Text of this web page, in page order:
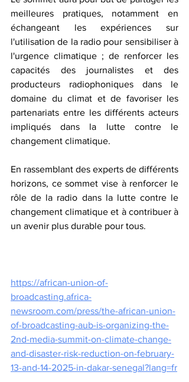
meilleures pratiques, notamment en
échangeant les expériences sur
l'utilisation de la radio pour sensibiliser à
l'urgence climatique ; de renforcer les
capacités des journalistes et des
producteurs radiophoniques dans le
domaine du climat et de favoriser les
partenariats entre les différents acteurs
impliqués dans la lutte contre le
changement climatique.
En rassemblant des experts de différents
horizons, ce sommet vise à renforcer le
rôle de la radio dans la lutte contre le
changement climatique et à contribuer à
un avenir plus durable pour tous.
https://african-union-of-
broadcasting.africa-
newsroom.com/press/the-african-union-
of-broadcasting-aub-is-organizing-the-
2nd-media-summit-on-climate-change-
and-disaster-risk-reduction-on-february-
13-and-14-2025-in-dakar-senegal?lang=fr